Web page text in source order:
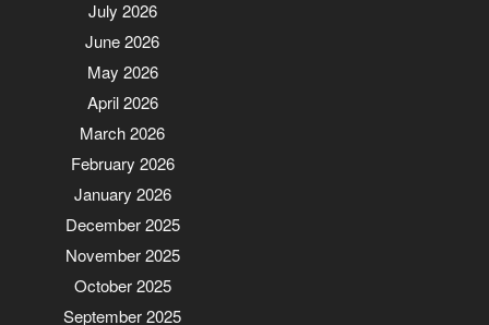
July 2026
June 2026
May 2026
April 2026
March 2026
February 2026
January 2026
December 2025
November 2025
October 2025
September 2025